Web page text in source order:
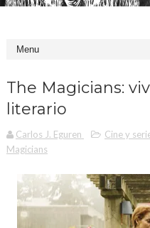
The Magicians:
literario
Carlos J. Eguren Cine y
Magicians